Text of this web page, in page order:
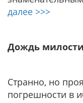
далее >>>
Дождь
Странно, но
погрешности в